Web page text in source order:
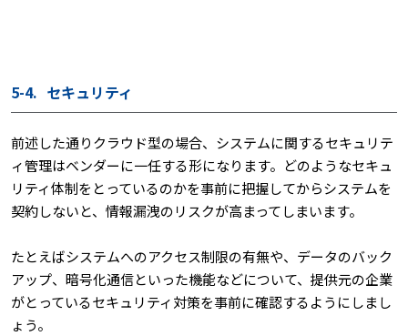
5-4. セキュリティ
前述した通りクラウド型の場合、システムに関するセキュリテ
ィ管理はベンダーに一任する形になります。どのようなセキュ
リティ体制をとっているのかを事前に把握してからシステムを
契約しないと、情報漏洩のリスクが高まってしまいます。
たとえばシステムへのアクセス制限の有無や、データのバック
アップ、暗号化通信といった機能などについて、提供元の企業
がとっているセキュリティ対策を事前に確認するようにしまし
ょう。